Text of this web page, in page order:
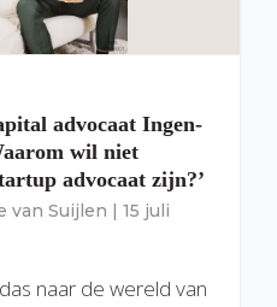
advocaat Ingen-
wil niet
advocaat zijn?’
van Suijlen | 15 juli
naar de wereld van